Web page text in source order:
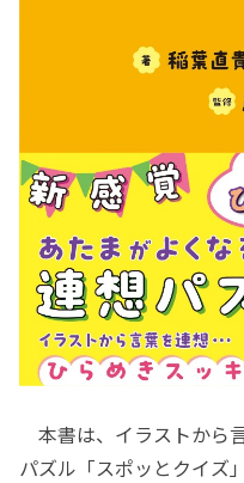
本書は、イラストから
パズル「スポッとクイズ